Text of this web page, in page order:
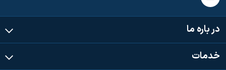
در باره ما
خدمات